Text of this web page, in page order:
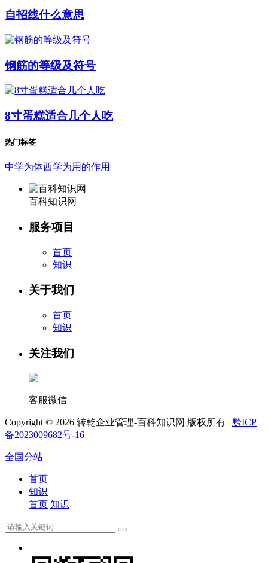
自招线什么意思
钢筋的等级及符号
8寸蛋糕适合几个人吃
热门标签
中学为体西学为用的作用
百科知识网
服务项目
首页
知识
关于我们
首页
知识
关注我们
客服微信
Copyright © 2026 转乾企业管理-百科知识网 版权所有 | 黔ICP
备2023009682号-16
全国分站
首页
知识
首页 知识